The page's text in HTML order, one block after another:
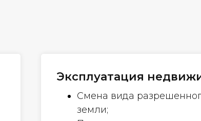
Эксплуатация
Смена вида
земли;